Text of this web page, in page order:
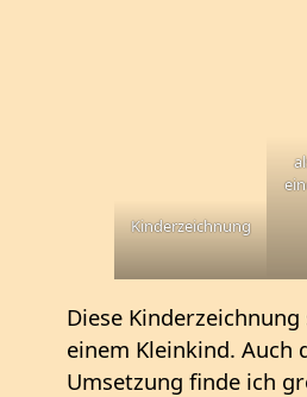
Kinderzeichnung
Diese
einem Kleinkind. Auch
Umsetzung finde ich